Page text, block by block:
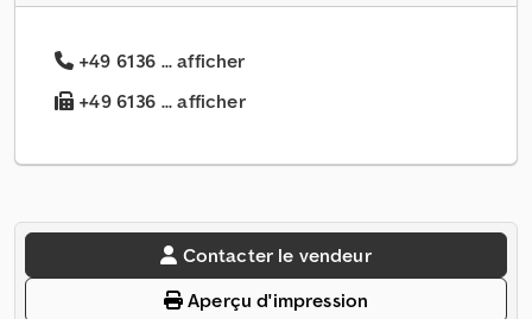
+49 6136 ... afficher
+49 6136 ... afficher
Contacter le vendeur
Aperçu d'impression